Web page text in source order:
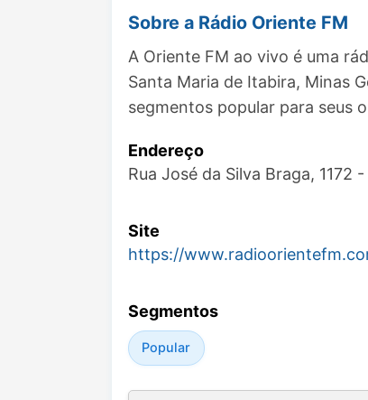
Sobre a Rádio Oriente FM
A Oriente FM ao vivo é uma
Santa Maria de Itabira, Minas
segmentos popular para seus
Endereço
Rua José da Silva Braga, 1172
Site
https://
Segmentos
Popular